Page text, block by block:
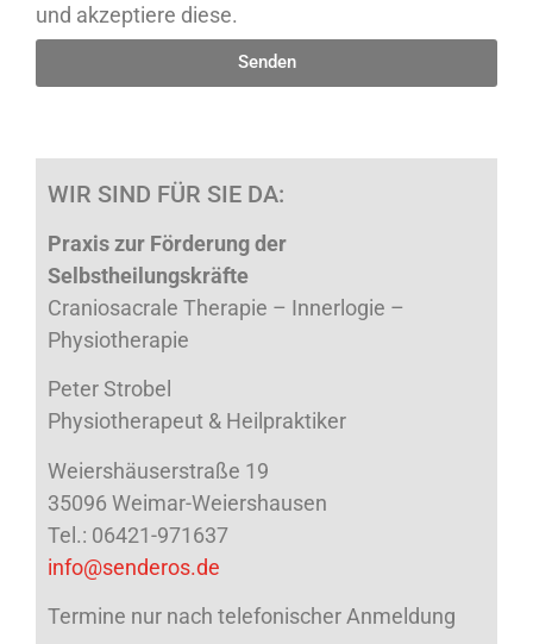
und akzeptiere diese.
Senden
WIR SIND FÜR SIE DA:
Praxis zur Förderung der
Selbstheilungskräfte
Craniosacrale Therapie – Innerlogie –
Physiotherapie
Peter Strobel
Physiotherapeut & Heilpraktiker
Weiershäuserstraße 19
35096 Weimar-Weiershausen
Tel.: 06421-971637
info@senderos.de
Termine nur nach telefonischer Anmeldung